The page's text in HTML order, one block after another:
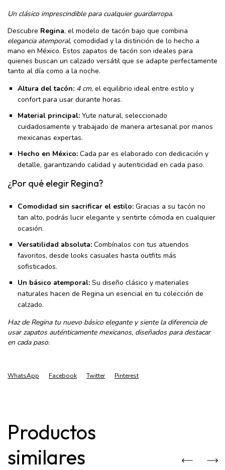
Un clásico imprescindible para cualquier guardarropa.
Descubre Regina, el modelo de tacón bajo que combina
elegancia atemporal, comodidad y la distinción de lo hecho a
mano en México. Estos zapatos de tacón son ideales para
quienes buscan un calzado versátil que se adapte perfectamente
tanto al día como a la noche.
Altura del tacón: 4 cm, el equilibrio ideal entre estilo y
confort para usar durante horas.
Material principal: Yute natural, seleccionado
cuidadosamente y trabajado de manera artesanal por manos
mexicanas expertas.
Hecho en México: Cada par es elaborado con dedicación y
detalle, garantizando calidad y autenticidad en cada paso.
¿Por qué elegir Regina?
Comodidad sin sacrificar el estilo: Gracias a su tacón no
tan alto, podrás lucir elegante y sentirte cómoda en cualquier
ocasión.
Versatilidad absoluta: Combínalos con tus atuendos
favoritos, desde looks casuales hasta outfits más
sofisticados.
Un básico atemporal: Su diseño clásico y materiales
naturales hacen de Regina un esencial en tu colección de
calzado.
Haz de Regina tu nuevo básico elegante y siente la diferencia de
usar zapatos auténticamente mexicanos, diseñados para destacar
en cada paso.
WhatsApp Facebook Twitter Pinterest
Productos
similares